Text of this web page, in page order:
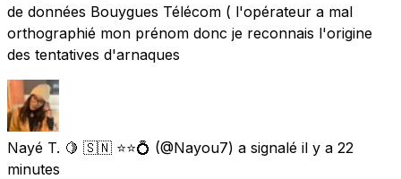
de données Bouygues Télécom ( l'opérateur a mal
orthographié mon prénom donc je reconnais l'origine
des tentatives d'arnaques
Nayé T. 🍋 🇸🇳 ⭐⭐💍 (@Nayou7) a signalé il y a 22
minutes